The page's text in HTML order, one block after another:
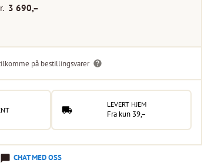
3 690,–
på bestillingsvarer
LEVERT HJEM
Fra kun 39,–
CHAT MED OSS